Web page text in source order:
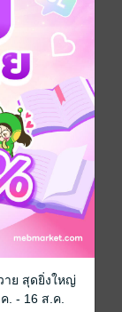
าย สุดยิ่งใหญ่
. - 16 ส.ค.